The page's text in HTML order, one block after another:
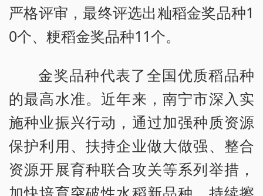
严格评审，最终评选出籼稻金奖品种1
0个、粳稻金奖品种11个。
金奖品种代表了全国优质稻品种
的最高水准。近年来，南宁市深入实
施种业振兴行动，通过加强种质资源
保护利用、扶持企业做大做强、整合
资源开展育种联合攻关等系列举措，